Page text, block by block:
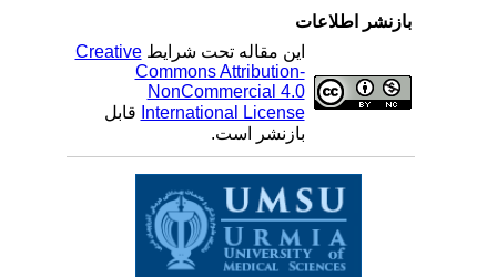
بازنشر اطلاعات
این مقاله تحت شرایطCreative
Commons Attribution-
NonCommercial 4.0
International Licenseقابل
بازنشر است.